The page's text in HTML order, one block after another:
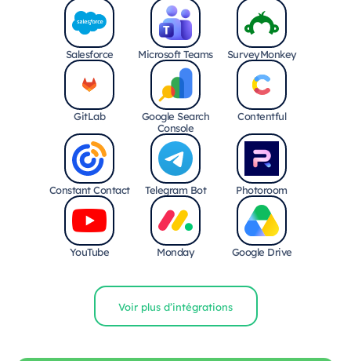
Salesforce Microsoft Teams SurveyMonkey
GitLab
Google Search
Console
Contentful
Constant Contact Telegram Bot Photoroom
YouTube Monday Google Drive
Voir plus d’intégrations